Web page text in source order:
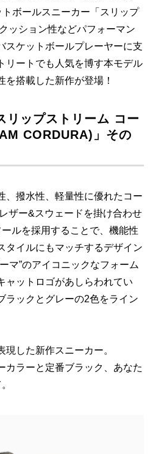
トボールスニーカー「スリップ
ッション性などパフォーマン
スケットボールプレーヤーに支
リートでも人気を博す本モデル
を搭載した新作が登場！
リップストリーム コー
CORDURA)」その
、撥水性、軽量性に優れたコー
ザー&スウェードを掛け合わせ
ルを採用することで、機能性
タイルにもマッチするデザイン
マ”のアイコニックなフォーム
ャットロゴがあしらわれてい
ラックとグレーの2色をライン
した新作スニーカー。
カラーと定番ブラック、あなた